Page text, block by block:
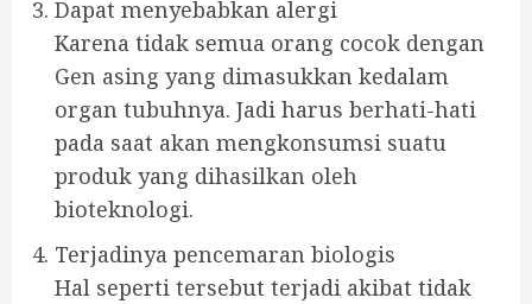
Dapat menyebabkan alergi
Karena tidak semua orang cocok dengan
Gen asing yang dimasukkan kedalam
organ tubuhnya. Jadi harus berhati-hati
pada saat akan mengkonsumsi suatu
produk yang dihasilkan oleh
bioteknologi.
Terjadinya pencemaran biologis
Hal seperti tersebut terjadi akibat tidak